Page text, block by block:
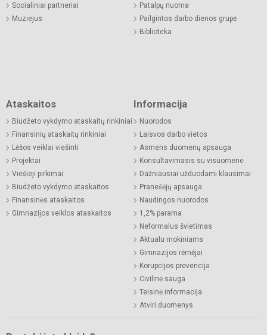
Socialiniai partneriai
Muziejus
Patalpų nuoma
Pailgintos darbo dienos grupė
Biblioteka
Ataskaitos
Biudžeto vykdymo ataskaitų rinkiniai
Finansinių ataskaitų rinkiniai
Lėšos veiklai viešinti
Projektai
Viešieji pirkimai
Biudžeto vykdymo ataskaitos
Finansinės ataskaitos
Gimnazijos veiklos ataskaitos
Informacija
Nuorodos
Laisvos darbo vietos
Asmens duomenų apsauga
Konsultavimasis su visuomene
Dažniausiai užduodami klausimai
Pranešėjų apsauga
Naudingos nuorodos
1,2% parama
Neformalus švietimas
Aktualu mokiniams
Gimnazijos rėmėjai
Korupcijos prevencija
Civilinė sauga
Teisinė informacija
Atviri duomenys